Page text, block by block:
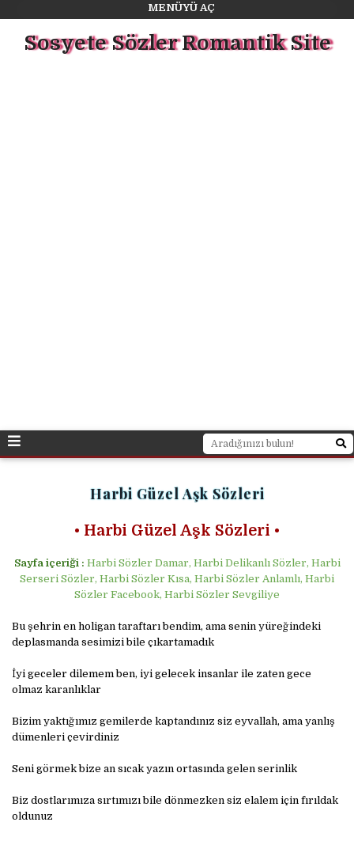
MENÜYÜ AÇ
Sosyete Sözler Romantik Site
Harbi Güzel Aşk Sözleri
• Harbi Güzel Aşk Sözleri •
Sayfa içeriği : Harbi Sözler Damar, Harbi Delikanlı Sözler, Harbi
Serseri Sözler, Harbi Sözler Kısa, Harbi Sözler Anlamlı, Harbi
Sözler Facebook, Harbi Sözler Sevgiliye
Bu şehrin en holigan taraftarı bendim, ama senin yüreğindeki
deplasmanda sesimizi bile çıkartamadık
İyi geceler dilemem ben, iyi gelecek insanlar ile zaten gece
olmaz karanlıklar
Bizim yaktığımız gemilerde kaptandınız siz eyvallah, ama yanlış
dümenleri çevirdiniz
Seni görmek bize an sıcak yazın ortasında gelen serinlik
Biz dostlarımıza sırtımızı bile dönmezken siz elalem için fırıldak
oldunuz